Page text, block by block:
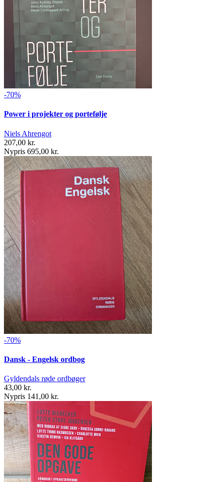
-70%
Power i projekter og portefølje
Niels Ahrengot
207,00 kr.
Nypris 695,00 kr.
-70%
Dansk - Engelsk ordbog
Gyldendals røde ordbøger
43,00 kr.
Nypris 141,00 kr.